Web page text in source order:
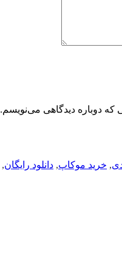
که دوباره دیدگاهی می‌نویسم.
, خرید موکاپ, دانلود رایگان,